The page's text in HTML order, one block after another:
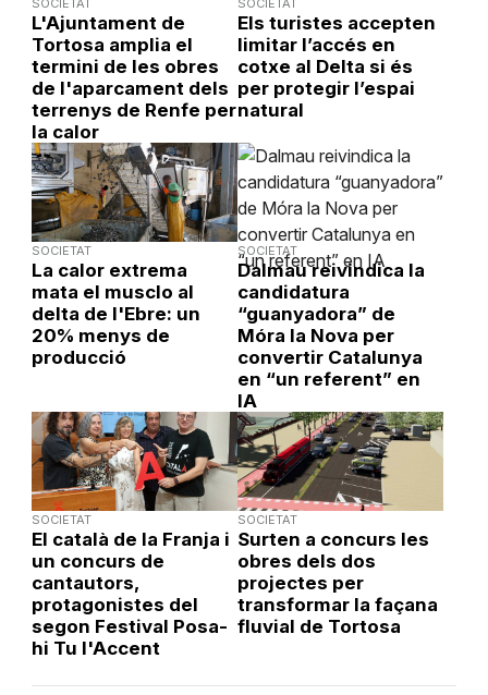
SOCIETAT
L'Ajuntament de
Tortosa amplia el
termini de les obres
de l'aparcament dels
terrenys de Renfe per
la calor
SOCIETAT
Els turistes accepten
limitar l’accés en
cotxe al Delta si és
per protegir l’espai
natural
SOCIETAT
La calor extrema
mata el musclo al
delta de l'Ebre: un
20% menys de
producció
SOCIETAT
Dalmau reivindica la
candidatura
“guanyadora” de
Móra la Nova per
convertir Catalunya
en “un referent” en
IA
SOCIETAT
El català de la Franja i
un concurs de
cantautors,
protagonistes del
segon Festival Posa-
hi Tu l'Accent
SOCIETAT
Surten a concurs les
obres dels dos
projectes per
transformar la façana
fluvial de Tortosa